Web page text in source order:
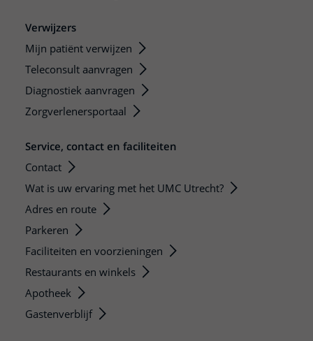
Verwijzers
Mijn patiënt verwijzen
Teleconsult aanvragen
Diagnostiek aanvragen
Zorgverlenersportaal
Service, contact en faciliteiten
Contact
Wat is uw ervaring met het UMC Utrecht?
Adres en route
Parkeren
Faciliteiten en voorzieningen
Restaurants en winkels
Apotheek
Gastenverblijf